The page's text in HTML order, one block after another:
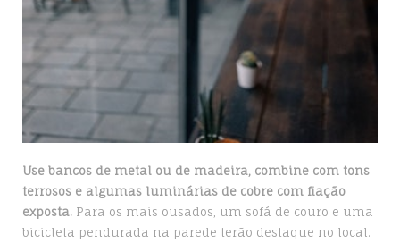
Use bancos de metal ou de madeira, combine com tons
terrosos e algumas luminárias de cobre com fiação
exposta. Para os mais ousados, um sofá de couro e uma
bicicleta pendurada na parede terão destaque no local.